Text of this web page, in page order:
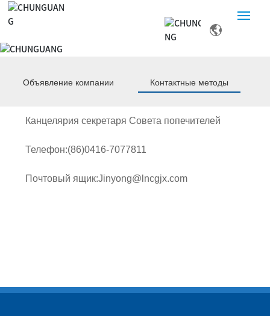
Главная
О нас
Центр новостей
Объявление компании Контактные методы
Канцелярия секретаря Совета попечителей
Телефон:(86)0416-7077811
Почтовый ящик:Jinyong@lncgjx.com